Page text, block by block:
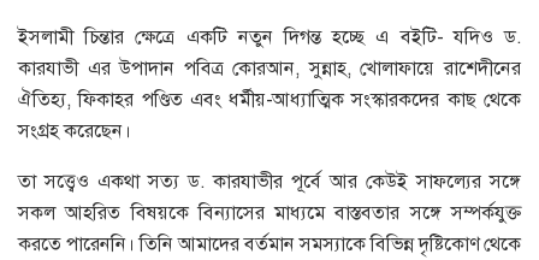
ইসলামী চিন্তার ক্ষেত্রে একটি নতুন দিগন্ত হচ্ছে এ বইটি- যদিও ড.
কারযাভী এর উপাদান পবিত্র কোরআন, সুন্নাহ, খোলাফায়ে রাশেদীনের
ঐতিহ্য, ফিকাহর পণ্ডিত এবং ধর্মীয়-আধ্যাত্মিক সংস্কারকদের কাছ থেকে
সংগ্রহ করেছেন।
তা সত্ত্বেও একথা সত্য ড. কারযাভীর পূর্বে আর কেউই সাফল্যের সঙ্গে
সকল আহরিত বিষয়কে বিন্যাসের মাধ্যমে বাস্তবতার সঙ্গে সম্পর্কযুক্ত
করতে পারেননি। তিনি আমাদের বর্তমান সমস্যাকে বিভিন্ন দৃষ্টিকোণ থেকে